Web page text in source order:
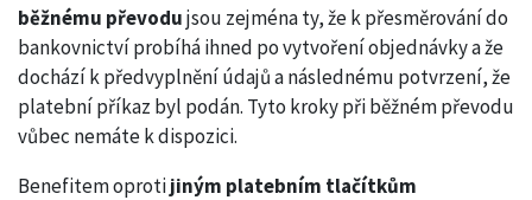
běžnému převodujsou zejména ty, že k přesměrování do
bankovnictví probíhá ihned po vytvoření objednávky a že
dochází k předvyplnění údajů a následnému potvrzení, že
platební příkaz byl podán. Tyto kroky při běžném převodu
vůbec nemáte k dispozici.
Benefitem oprotijiným platebním tlačítkům